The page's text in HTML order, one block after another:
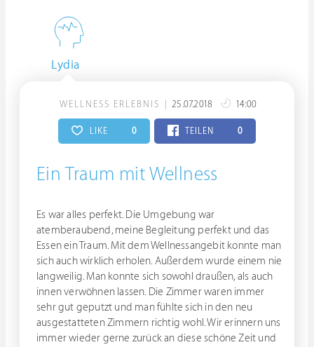
Lydia
WELLNESS ERLEBNIS 25.07.2018 14:00
LIKE 0 TEILEN 0
Ein Traum mit Wellness
Es war alles perfekt. Die Umgebung war
atemberaubend, meine Begleitung perfekt und das
Essen ein Traum. Mit dem Wellnessangebit konnte man
sich auch wirklich erholen. Außerdem wurde einem nie
langweilig. Man konnte sich sowohl draußen, als auch
innen verwöhnen lassen. Die Zimmer waren immer
sehr gut geputzt und man fühlte sich in den neu
ausgestatteten Zimmern richtig wohl. Wir erinnern uns
immer wieder gerne zurück an diese schöne Zeit und